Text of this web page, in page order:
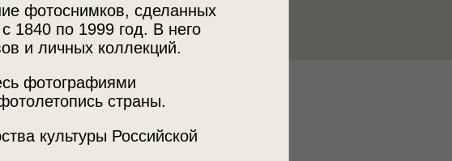
фотоснимков, сделанных
1840 по 1999 год. В него
и личных коллекций.
фотографиями
страны.
культуры Российской
Источник